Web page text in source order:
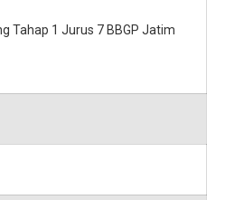
Tahap 1 Jurus 7 BBGP Jatim